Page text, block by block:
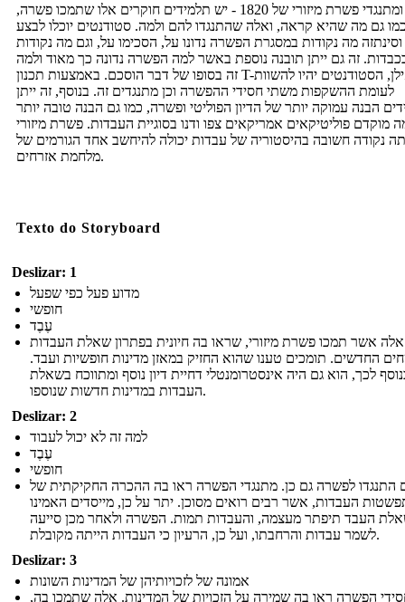
חסידי ומתנגדי פשרת מיזורי של 1820 - יש תלמידים חוקרים אלו שתמכו פשרה,
גם מה שהיא קראה, ואלה שהתנגדו להם ולמה. סטודנטים יוכלו לבצע
וסינתזה מה נקודות במסגרת הפשרה נדונו על, הסכימו על, וגם מה נקודות
בכבדות. זה גם ייתן תובנה נוספת באשר למה הפשרה נדונה כך מאוד ולמה
זה בסופו של דבר הוסכם. באמצעות תכנון T-אילן, הסטודנטים יהיו להשוות
לעומת ההשקפות משתי חסידי ההפשרה וכן מתנגדים זה. בנוסף, זה ייתן
הבנה עמוקה יותר של הדיון הפוליטי ופשרה, כמו גם הבנה טובה יותר
מוקדם פוליטיקאים אמריקאים צפו ודנו בסוגיית העבדות. פשרת מיזורי
נקודה חשובה בהיסטוריה של עבדות יכולה להיחשב אחד הגורמים של
מלחמת אזרחים.
Texto do Storyboard
Deslizar: 1
מדוע פעל כפי שפעל
חופשי
עֶבֶד
אשר תמכו פשרת מיזורי, שראו בה חיונית בפתרון שאלת העבדות
החדשים. תומכים טענו שהוא החזיק במאזן מדינות חופשיות ועבד.
לכך, הוא גם היה אינסטרומנטלי דחיית דיון נוסף ומתווכח בשאלת
העבדות במדינות חדשות שנוספו.
Deslizar: 2
למה זה לא יכול לעבוד
עֶבֶד
חופשי
התנגדו לפשרה גם כן. מתנגדי הפשרה ראו בה ההכרה החקיקתית של
העבדות, אשר רבים רואים מסוכן. יתר על כן, מייסדים האמינו
העבד תיפתר מעצמה, והעבדות תמות. הפשרה ולאחר מכן סייעה
לשמר עבדות והרחבתו, ועל כן, הרעיון כי העבדות הייתה מקובלת.
Deslizar: 3
אמונה של לזכויותיהן של המדינות השונות
הפשרה ראו בה שמירה על הזכויות של המדינות. אלה שתמכו בה,